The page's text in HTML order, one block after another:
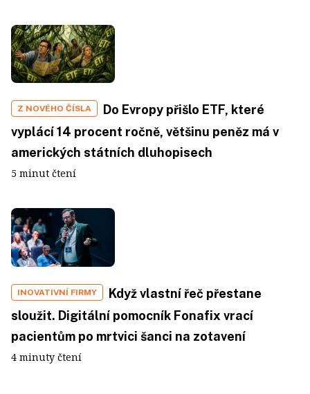
Z NOVÉHO ČÍSLA
Do Evropy přišlo ETF, které
vyplácí 14 procent ročně, většinu peněz má v
amerických státních dluhopisech
5 minut čtení
INOVATIVNÍ FIRMY
Když vlastní řeč přestane
sloužit. Digitální pomocník Fonafix vrací
pacientům po mrtvici šanci na zotavení
4 minuty čtení